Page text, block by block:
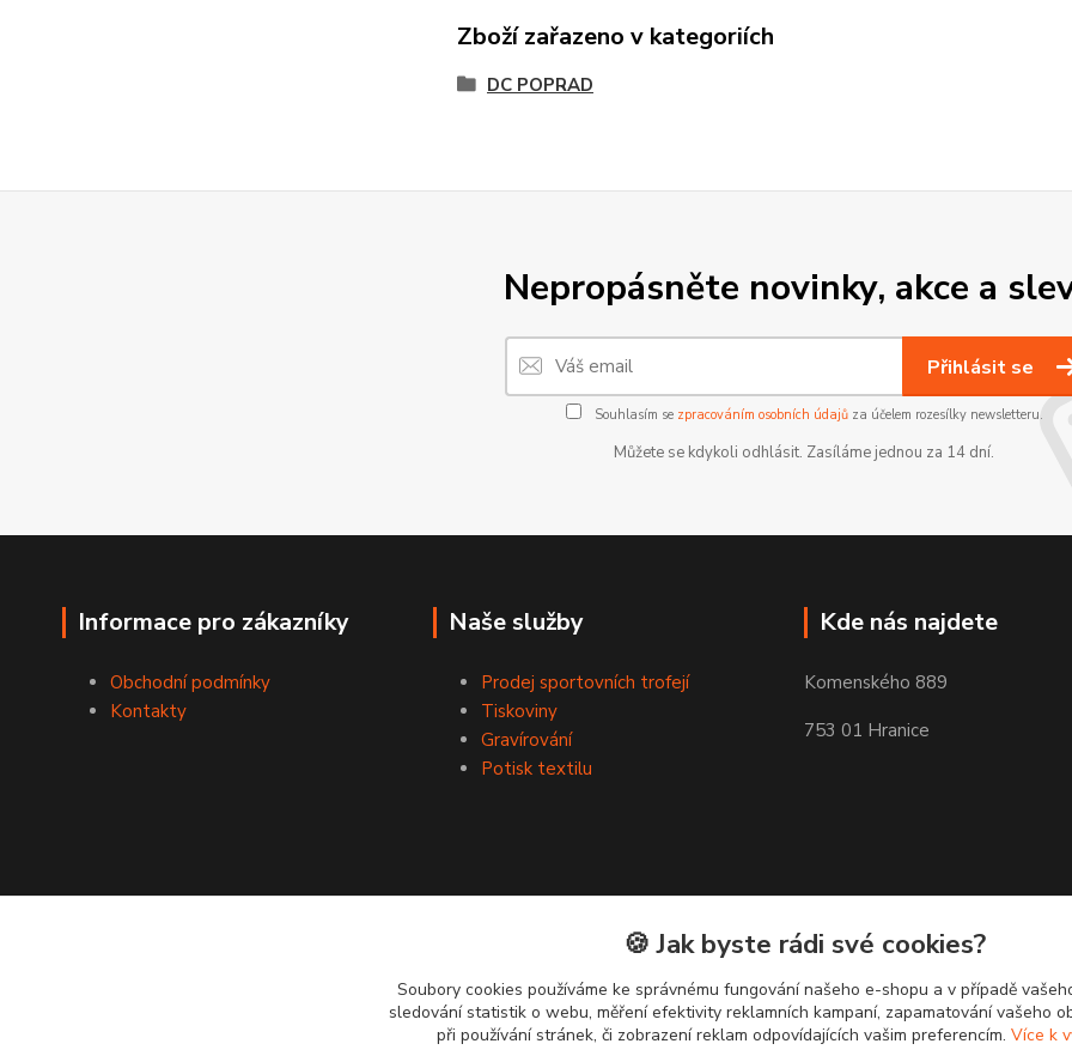
Zboží zařazeno v kategoriích
DC POPRAD
Nepropásněte novinky, akce a
Přihlásit se
Souhlasím se zpracováním osobních údajůza účelem rozesílky newsletteru.
Můžete se kdykoli odhlásit. Zasíláme jednou za 14 dní.
Informace pro zákazníky
Obchodní podmínky
Kontakty
Naše služby
Prodej sportovních trofejí
Tiskoviny
Gravírování
Potisk textilu
Kde nás najdete
Komenského 889
753 01 Hranice
🍪 Jak byste rádi své cookies?
Soubory cookies používáme ke správnému fungování našeho e-shopu a v případě
sledování statistik o webu, měření efektivity reklamních kampaní, zapamatování vašeho
při používání stránek, či zobrazení reklam odpovídajících vašim preferencím. Více k